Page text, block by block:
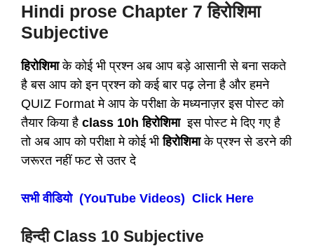
Hindi prose Chapter 7 हिरोशिमा
Subjective
हिरोशिमाके कोई भी प्रश्न अब आप बड़े आसानी से बना सकते
है बस आप को इन प्रश्न को कई बार पढ़ लेना है और हमने
QUIZ Format मे आप के परीक्षा के मध्यनाज़र इस पोस्ट को
तैयार किया है class 10h हिरोशिमा इस पोस्ट मे दिए गए है
तो अब आप को परीक्षा मे कोई भीहिरोशिमाके प्रश्न से डरने की
जरूरत नहीं फट से उतर दे
सभी वीडियो (YouTube Videos) Click Here
हिन्दी Class 10 Subjective